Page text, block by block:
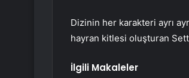
Dizinin her karakteri ayrı
hayran kitlesi oluşturan
İlgili Makaleler